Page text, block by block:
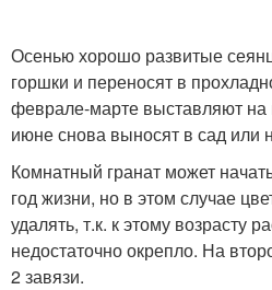
Осенью хорошо развитые
горшки и переносят в
феврале-марте выставляют на
июне снова выносят в сад или
Комнатный гранат может
год жизни, но в этом случае
удалять, т.к. к этому возрасту
недостаточно окрепло. На
2 завязи.